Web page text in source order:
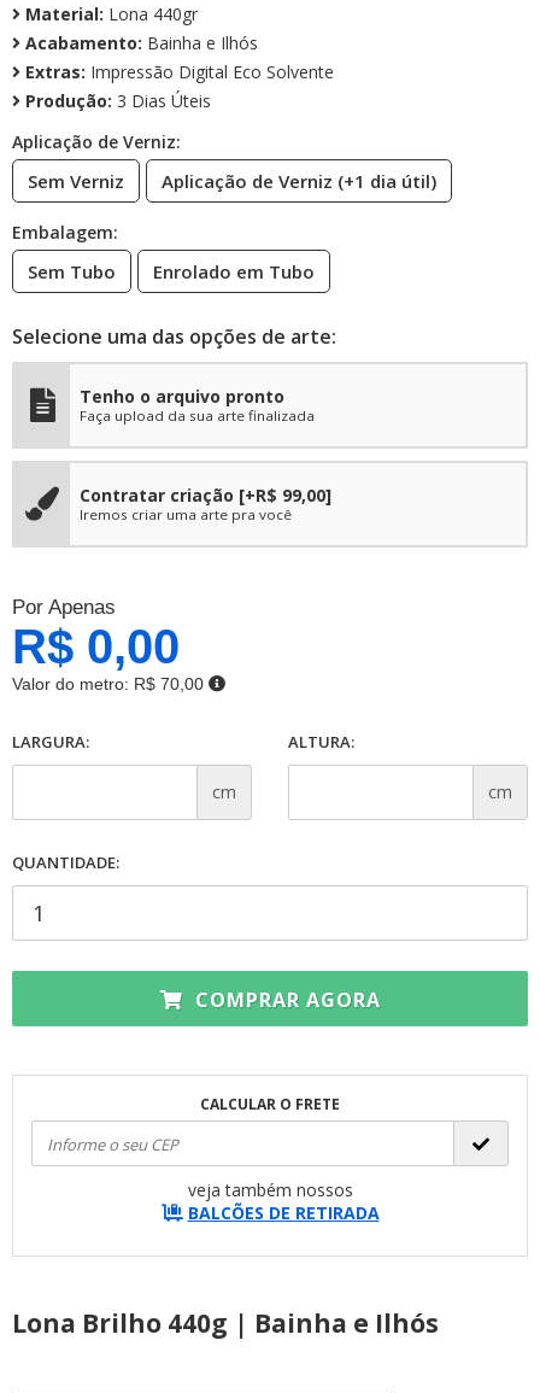
Material: Lona 440gr
Acabamento: Bainha e Ilhós
Extras: Impressão Digital Eco Solvente
Produção: 3 Dias Úteis
Aplicação de Verniz:
Sem Verniz Aplicação de Verniz (+1 dia útil)
Embalagem:
Sem Tubo Enrolado em Tubo
Selecione uma das opções de arte:
Tenho o arquivo pronto
Faça upload da sua arte finalizada
Contratar criação [+R$ 99,00]
Iremos criar uma arte pra você
Por Apenas
R$ 0,00
Valor do metro: R$ 70,00
LARGURA:
cm
ALTURA:
cm
QUANTIDADE:
COMPRAR AGORA
CALCULAR O FRETE
veja também nossos
BALCÕES DE RETIRADA
Lona Brilho 440g | Bainha e Ilhós